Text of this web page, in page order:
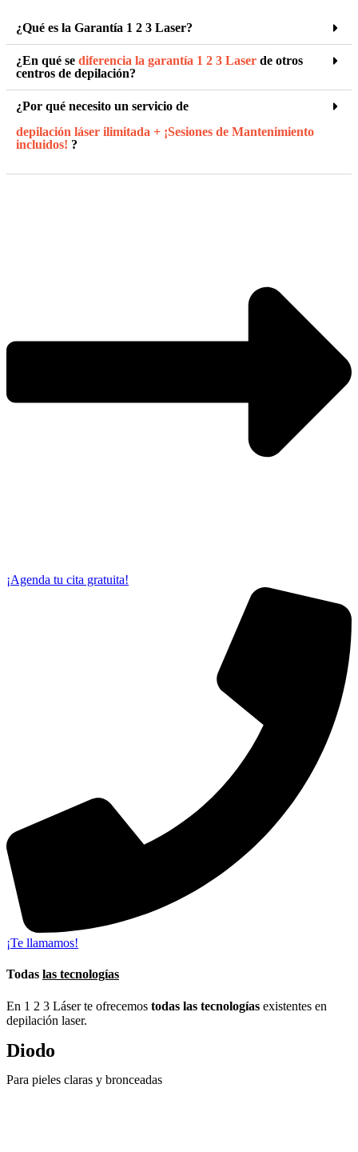
¿Qué es la Garantía 1 2 3 Laser?
¿En qué se diferencia la garantía 1 2 3 Laser de otros
centros de depilación?
¿Por qué necesito un servicio de
depilación láser ilimitada + ¡Sesiones de Mantenimiento
incluidos! ?
¡Agenda tu cita gratuita!
¡Te llamamos!
Todas las tecnologías
En 1 2 3 Láser te ofrecemos todas las tecnologías existentes en
depilación laser.
Diodo
Para pieles claras y bronceadas